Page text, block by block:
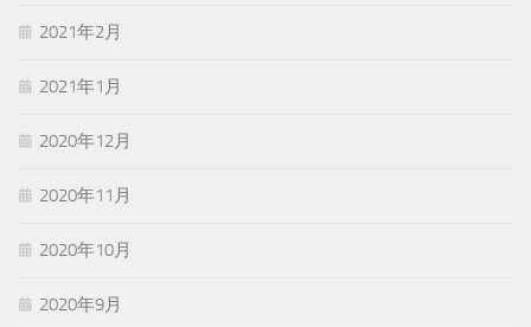
2021年2月
2021年1月
2020年12月
2020年11月
2020年10月
2020年9月